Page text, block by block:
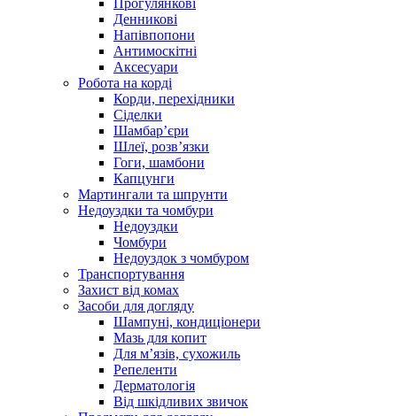
Прогулянкові
Денникові
Напівпопони
Антимоскітні
Аксесуари
Робота на корді
Корди, перехідники
Сіделки
Шамбар’єри
Шлеї, розв’язки
Гоги, шамбони
Капцунги
Мартингали та шпрунти
Недоуздки та чомбури
Недоуздки
Чомбури
Недоуздок з чомбуром
Транспортування
Захист від комах
Засоби для догляду
Шампуні, кондиціонери
Мазь для копит
Для м’язів, сухожиль
Репеленти
Дерматологія
Від шкідливих звичок